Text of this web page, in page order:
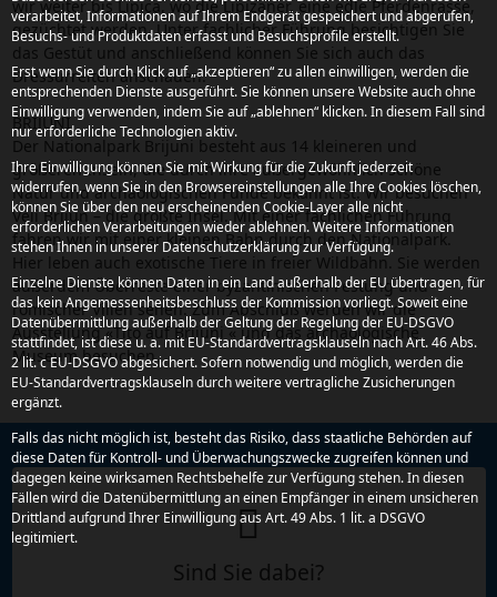
wir weiter bis Lipica, wo die Lipizaner, eine edle Pferdenrasse,
gezüchtet werden. Unter fachlicher Führung besichtigen Sie
das Gestüt und anschließend können Sie sich auch das
Dressurreiten anschauen.
BRIJUNI
Der Nationalpark Brijuni besteht aus 14 kleineren und
größeren Inseln, die durch ihre außergewöhnlich schöne
Natur und archäologischen Funde bekannt ist. Wir besuchen
Veli Brijun – die größte Insel. Mit einer fachlichen Führung
fahren wir mit einer kleinen Bahn durch den Nationalpark.
Hier leben auch exotische Tiere in freier Wildbahn. Sie werden
außerdem Überreste einer byzantinischen Festung und
römischer Villen sehen. Zum Abschluß werden wir die
Ausstellung «Tito auf Brijuni « und das archäologische
Museum besuchen.
Sind Sie dabei?
verarbeitet, Informationen auf Ihrem Endgerät gespeichert und abgerufen,
Besuchs- und Produktdaten erfasst und Besuchsprofile erstellt.
Erst wenn Sie durch Klick auf „akzeptieren“ zu allen einwilligen, werden die
entsprechenden Dienste ausgeführt. Sie können unsere Website auch ohne
Einwilligung verwenden, indem Sie auf „ablehnen“ klicken. In diesem Fall sind
nur erforderliche Technologien aktiv.
Ihre Einwilligung können Sie mit Wirkung für die Zukunft jederzeit
widerrufen, wenn Sie in den Browsereinstellungen alle Ihre Cookies löschen,
können Sie über den neu erscheinenden Cookie-Layer alle nicht
erforderlichen Verarbeitungen wieder ablehnen. Weitere Informationen
stehen Ihnen in unserer Datenschutzerklärung zur Verfügung.
Einzelne Dienste können Daten in ein Land außerhalb der EU übertragen, für
das kein Angemessenheitsbeschluss der Kommission vorliegt. Soweit eine
Datenübermittlung außerhalb der Geltung der Regelung der EU-DSGVO
stattfindet, ist diese u. a. mit EU-Standardvertragsklauseln nach Art. 46 Abs.
2 lit. c EU-DSGVO abgesichert. Sofern notwendig und möglich, werden die
EU-Standardvertragsklauseln durch weitere vertragliche Zusicherungen
ergänzt.
Falls das nicht möglich ist, besteht das Risiko, dass staatliche Behörden auf
diese Daten für Kontroll- und Überwachungszwecke zugreifen können und
dagegen keine wirksamen Rechtsbehelfe zur Verfügung stehen. In diesen
Fällen wird die Datenübermittlung an einen Empfänger in einem unsicheren
Drittland aufgrund Ihrer Einwilligung aus Art. 49 Abs. 1 lit. a DSGVO
legitimiert.